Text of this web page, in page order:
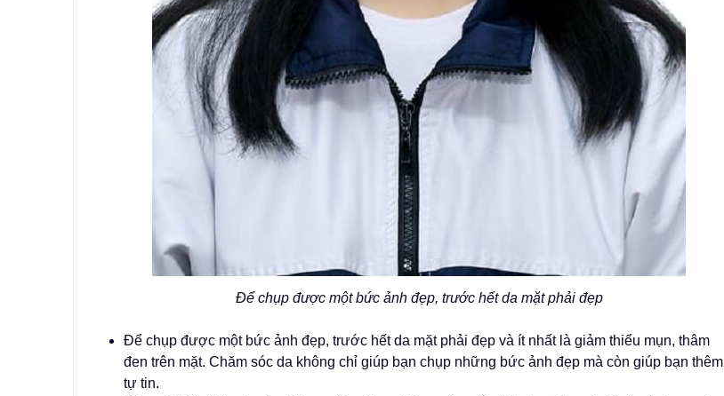
Để chụp được một bức ảnh đẹp, trước hết da mặt phải đẹp
Để chụp được một bức ảnh đẹp, trước hết da mặt phải đẹp và ít nhất là giảm thiểu mụn, thâm
đen trên mặt. Chăm sóc da không chỉ giúp bạn chụp những bức ảnh đẹp mà còn giúp bạn thêm
tự tin.